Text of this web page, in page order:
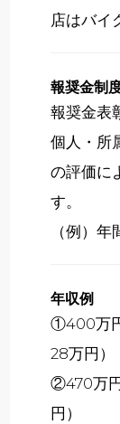
店はバイ
報奨金制
報奨金表
個人・所
の評価に
す。
（例）年
年収例
①400万
28万円）
②470万
円）